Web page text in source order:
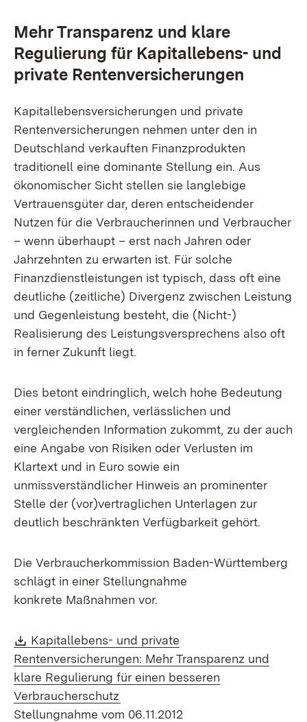
Mehr Transparenz und klare
Regulierung für Kapitallebens- und
private Rentenversicherungen
Kapitallebensversicherungen und private
Rentenversicherungen nehmen unter den in
Deutschland verkauften Finanzprodukten
traditionell eine dominante Stellung ein. Aus
ökonomischer Sicht stellen sie langlebige
Vertrauensgüter dar, deren entscheidender
Nutzen für die Verbraucherinnen und Verbraucher
– wenn überhaupt – erst nach Jahren oder
Jahrzehnten zu erwarten ist. Für solche
Finanzdienstleistungen ist typisch, dass oft eine
deutliche (zeitliche) Divergenz zwischen Leistung
und Gegenleistung besteht, die (Nicht-)
Realisierung des Leistungsversprechens also oft
in ferner Zukunft liegt.
Dies betont eindringlich, welch hohe Bedeutung
einer verständlichen, verlässlichen und
vergleichenden Information zukommt, zu der auch
eine Angabe von Risiken oder Verlusten im
Klartext und in Euro sowie ein
unmissverständlicher Hinweis an prominenter
Stelle der (vor)vertraglichen Unterlagen zur
deutlich beschränkten Verfügbarkeit gehört.
Die Verbraucherkommission Baden-Württemberg
schlägt in einer Stellungnahme
konkrete Maßnahmen vor.
Download:
Kapitallebens- und private
Rentenversicherungen: Mehr Transparenz und
klare Regulierung für einen besseren
Verbraucherschutz
Stellungnahme vom 06.11.2012